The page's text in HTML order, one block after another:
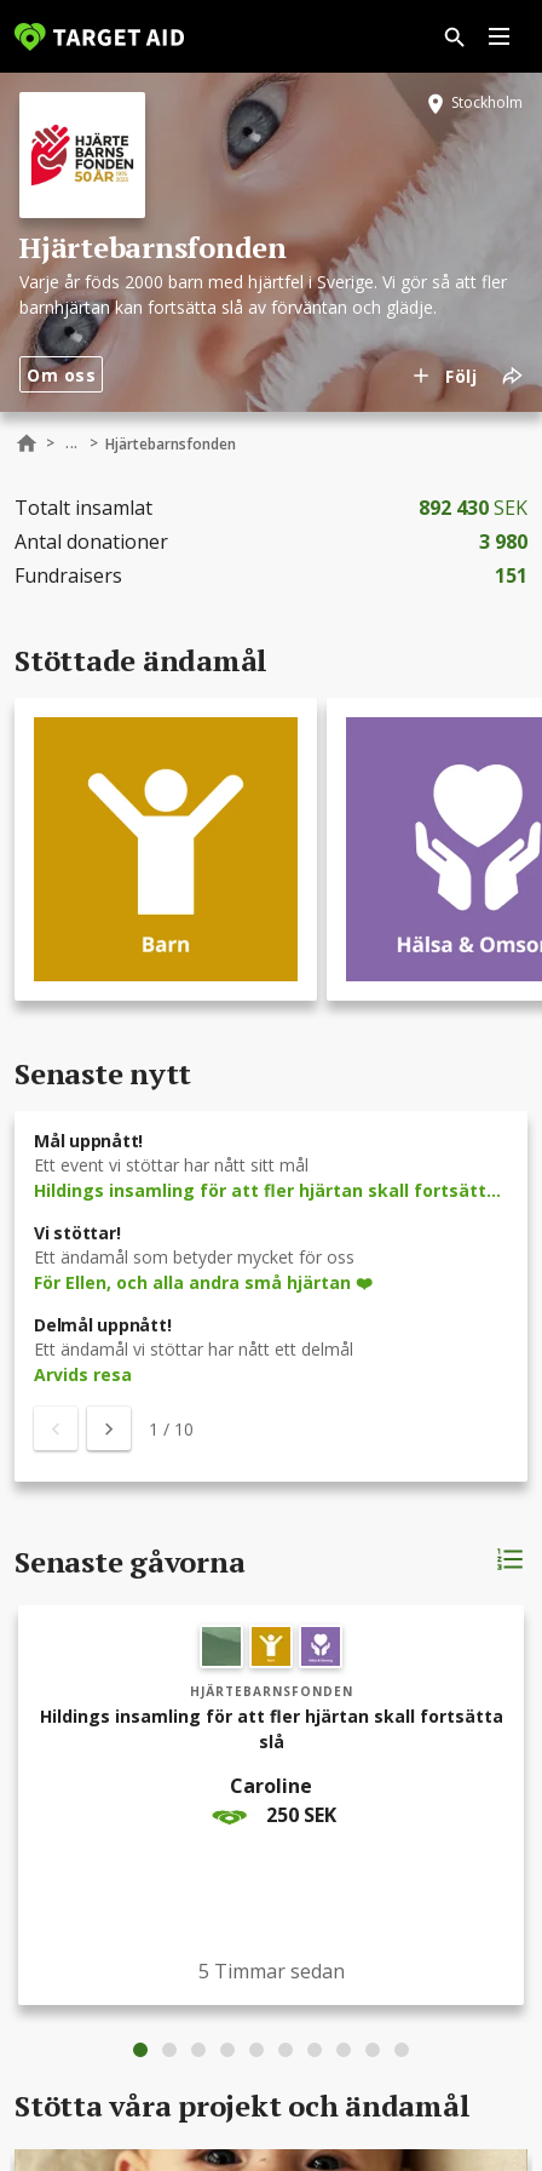
Hjärtebarnsfonden
Varje år föds 2000 barn med hjärtfel i Sverige. Vi gör så att fler
barnhjärtan kan fortsätta slå av förväntan och glädje.
Stockholm
Om oss Följ
> ... > Hjärtebarnsfonden
Totalt insamlat 892 430SEK
Antal donationer
3 980
Fundraisers
151
Stöttade ändamål
Senaste nytt
Mål uppnått!
Ett event vi stöttar har nått sitt mål
Hildings insamling för att fler hjärtan skall fortsätta slå
Vi stöttar!
Ett ändamål som betyder mycket för oss
För Ellen, och alla andra små hjärtan ❤️
Delmål uppnått!
Ett ändamål vi stöttar har nått ett delmål
Arvids resa
1 / 10
Senaste gåvorna
HJÄRTEBARNSFONDEN
Hildings insamling för att fler hjärtan skall fortsätta
slå
Caroline
250 SEK
5 Timmar sedan
Stötta våra projekt och ändamål